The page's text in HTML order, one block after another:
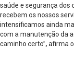
saúde e segurança dos
recebem os nossos
intensificamos ainda
com a manutenção da
caminho certo”, afirma